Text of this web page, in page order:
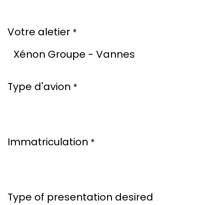
Votre aletier *
Type d'avion *
Immatriculation *
Type of presentation desired